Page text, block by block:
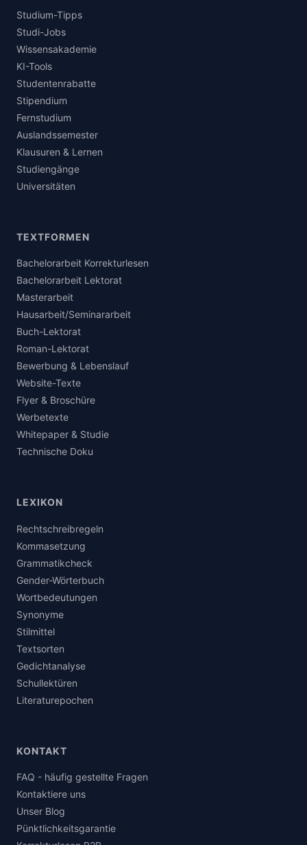
Studium-Tipps
Studi-Jobs
Wissensakademie
KI-Tools
Studentenrabatte
Stipendium
Fernstudium
Auslandssemester
Klausuren & Lernen
Studiengänge
Universitäten
TEXTFORMEN
Bachelorarbeit Korrekturlesen
Bachelorarbeit Lektorat
Masterarbeit
Hausarbeit/Seminararbeit
Buch-Lektorat
Roman-Lektorat
Bewerbung & Lebenslauf
Website-Texte
Flyer & Broschüre
Werbetexte
Whitepaper & Studie
Technische Doku
LEXIKON
Rechtschreibregeln
Kommasetzung
Grammatikcheck
Gender-Wörterbuch
Wortbedeutungen
Synonyme
Stilmittel
Textsorten
Gedichtanalyse
Schullektüren
Literaturepochen
KONTAKT
FAQ - häufig gestellte Fragen
Kontaktiere uns
Unser Blog
Pünktlichkeitsgarantie